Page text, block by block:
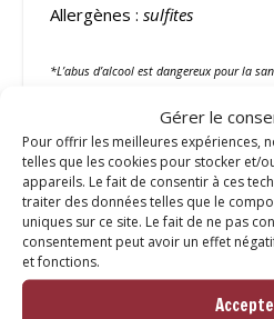
Gérer le
Pour offrir les meilleures expériences,
telles que les cookies pour stocker et/
appareils. Le fait de consentir à ces
traiter des données telles que le
uniques sur ce site. Le fait de ne pas
consentement peut avoir un effet
et fonctions.
Allergènes : sulfites
*L’abus d’alcool est dangereux pour la
Catégorie :Boissons
Vous aimerez
aussi…